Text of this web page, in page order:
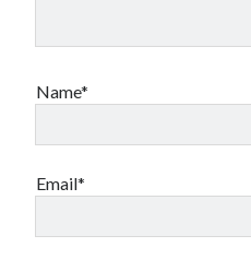
Name*
Email*